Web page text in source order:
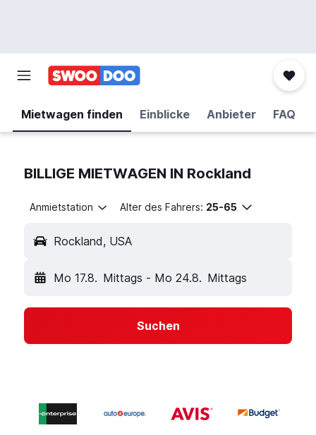
Mietwagen finden Einblicke Anbieter FAQ
BILLIGE MIETWAGEN IN Rockland
Anmietstation Alter des Fahrers: 25-65
Rockland, USA
Mo 17.8. Mittags - Mo 24.8. Mittags
Suchen